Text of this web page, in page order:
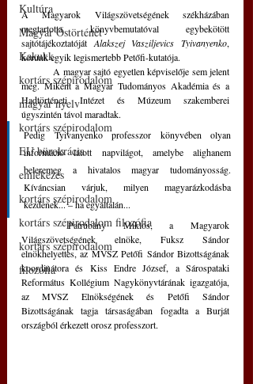
Kultúra
Magyar Őstörténet
Kakukk
kortárs szépirodalom
magyar nyelv
kortárs szépirodalom
EU bürokrácia
emlékezés
kortárs szépirodalom
kortárs szépirodalom filozófia
kortárs szépirodalom
filozófia
A Magyarok Világszövetségének székházában
megtartotta könyvbemutatóval egybekötött
sajtótájékoztatóját Alakszej Vasziljevics Tyivanyenko,
korunk egyik legismertebb Petőfi-kutatója.
meg. Miként a Magyar Tudományos Akadémia és a
Hadtörténeti Intézet és Múzeum szakemberei
úgyszintén távol maradtak.
Pedig Tyivanyenko professzor könyvében olyan
információ látott napvilágot, amelybe alighanem
beleremeg a hivatalos magyar tudományosság.
Kíváncsian várjuk, milyen magyarázkodásba
kezdenek... – ha egyáltalán...
	Patrubány Miklós, a Magyarok
Világszövetségének elnöke, Fuksz Sándor
elnökhelyettes, az MVSZ Petőfi Sándor Bizottságának
koordinátora és Kiss Endre József, a Sárospataki
Református Kollégium Nagykönyvtárának igazgatója,
az MVSZ Elnökségének és Petőfi Sándor
Bizottságának tagja társaságában fogadta a Burját
országból érkezett orosz professzort.